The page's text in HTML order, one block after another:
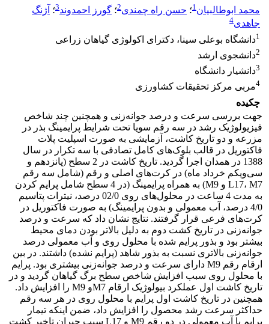
محمد ابوطالبیان1؛ حسن راه چمندی2؛ گورز احمدوند3؛ آژنگ
جاهدی4
1دانشگاه بوعلی سینا، دکترای اکولوژی گیاهان زراعی
2دانشجوی ارشد
3دانشیار دانشگاه
4مربی مرکز تحقیقات کشاورزی
چکیده
جهت بررسی سرعت و درصد جوانه‌زنی و همچنین چند شاخص
فیزیولوژیک رشد در سه رقم سویا تحت شرایط پرایمینگ بذر در
مزرعه و دو تاریخ کاشت، آزمایشی به صورت اسپلیت پلات
فاکتوریل در قالب بلوک‌های کامل تصادفی با سه تکرار در سال
1388 در همدان اجرا گردید. تاریخ کاشت در 2 سطح (پانزدهم و
سی‌و‌یکم خرداد ماه) در کرت‌های اصلی و رقم (شامل سه رقم
L17، M7 و M9) به همراه پرایمینگ (در 4 سطح شامل پرایم کردن
به مدت 4 ساعت در محلول‌های روی 02/0 درصد، نیترات پتاسیم
4/0 درصد، آب معمولی و بدون پرایمینگ) به صورت فاکتوریل در
کرت‌های فرعی قرار گرفتند. نتایج نشان داد که سرعت و درصد
جوانه‌زنی در تاریخ کشت دوم به دلیل بالاتر بودن دمای محیط
بیشتر بود و بذور پرایم شده با محلول روی و آب معمولی درصد
جوانه‌زنی بالاتری نسبت به بذور شاهد (پرایم نشده) داشتند. در بین
ارقام رقم M9 دارای سرعت و درصد جوانه‌زنی بیشتری بود. پرایم
با محلول روی سبب افزایش شاخص سطح برگ گیاهان گردید و در
تاریخ کاشت اول عملکرد بیولوژیک ارقام M7و M9 را افزایش داد.
همچنین در تاریخ کاشت اول پرایم با محلول روی در هر سه رقم
حداکثر سرعت رشد محصول را افزایش داد، ضمن اینکه تیمار
پرایم با آب معمولی در دو رقم M9 و L17 سبب جبران تاخیر کشت